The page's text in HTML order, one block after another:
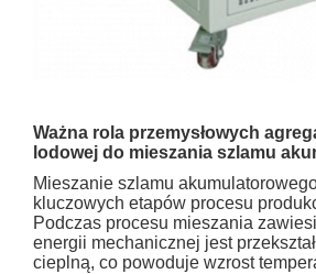
Ważna rola przemysłowych
lodowej do mieszania szlamu
Mieszanie szlamu
kluczowych etapów procesu
Podczas procesu mieszania
energii mechanicznej jest
cieplną, co powoduje wzrost